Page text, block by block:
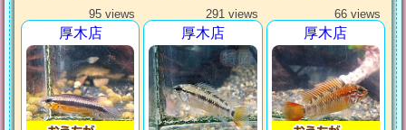
95 views
厚木店
291 views
厚木店
66 views
厚木店